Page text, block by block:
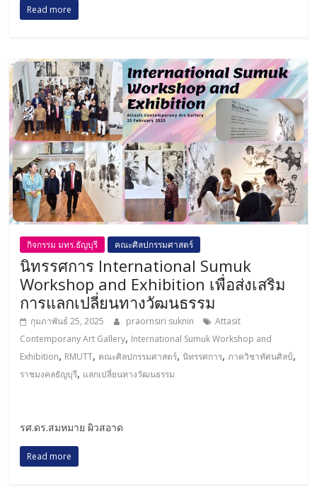
Read more
กิจกรรม มทร.ธัญบุรี คณะศิลปกรรมศาสตร์
นิทรรศการ International Sumuk
Workshop and Exhibition เพื่อส่งเสริม
การแลกเปลี่ยนทางวัฒนธรรม
กุมภาพันธ์ 25, 2025 praornsiri suknin
Attasit
Contemporany Art Gallery, International Sumuk Workshop and
Exhibition, RMUTT, คณะศิลปกรรมศาสตร์,นิทรรศการ,ภาควิชาทัศนศิลป์,
ราชมงคลธัญบุรี, แลกเปลี่ยนทางวัฒนธรรม
รศ.ดร.สมหมาย ผิวสอาด
Read more